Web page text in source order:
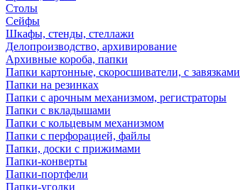
Столы
Сейфы
Шкафы, стенды, стеллажи
Делопроизводство, архивирование
Архивные короба, папки
Папки картонные, скоросшиватели, с завязками
Папки на резинках
Папки с арочным механизмом, регистраторы
Папки с вкладышами
Папки с кольцевым механизмом
Папки с перфорацией, файлы
Папки, доски с прижимами
Папки-конверты
Папки-портфели
Папки-уголки